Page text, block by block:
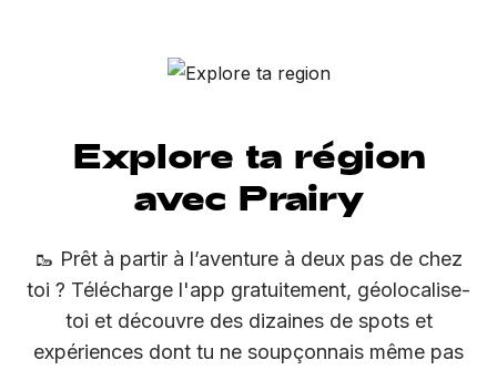
Explore ta région
avec Prairy
🥾 Prêt à partir à l’aventure à deux pas de chez
toi ? Télécharge l'app gratuitement, géolocalise-
toi et découvre des dizaines de spots et
expériences dont tu ne soupçonnais même pas